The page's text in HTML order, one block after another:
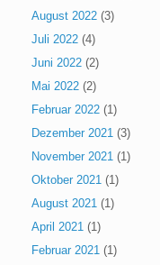
August 2022 (3)
Juli 2022 (4)
Juni 2022 (2)
Mai 2022 (2)
Februar 2022 (1)
Dezember 2021 (3)
November 2021 (1)
Oktober 2021 (1)
August 2021 (1)
April 2021 (1)
Februar 2021 (1)